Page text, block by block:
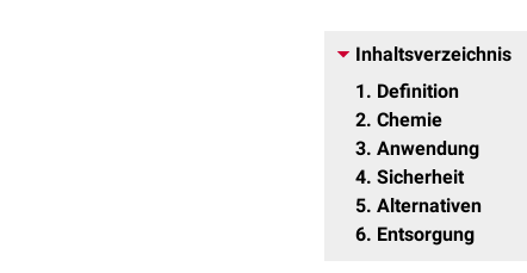
Inhaltsverzeichnis
1
Definition
2 Chemie
3 Anwendung
4 Sicherheit
5 Alternativen
6 Entsorgung